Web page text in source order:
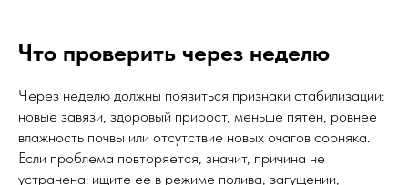
Что проверить через неделю
Через неделю должны появиться признаки стабилизации:
новые завязи, здоровый прирост, меньше пятен, ровнее
влажность почвы или отсутствие новых очагов сорняка.
Если проблема повторяется, значит, причина не
устранена: ищите ее в режиме полива, загущении,